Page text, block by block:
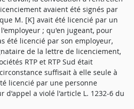
avaient été signés par
M. [K] avait été licencié par un
; qu'en jugeant, pour
été licencié par son employeur,
de la lettre de licenciement,
RTP et RTP Sud était
suffisait à elle seule à
licencié par une personne
d'appel a violé l'article L. 1232-6 du